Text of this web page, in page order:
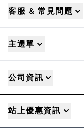
客服 & 常見問題
主選單
公司資訊
站上優惠資訊